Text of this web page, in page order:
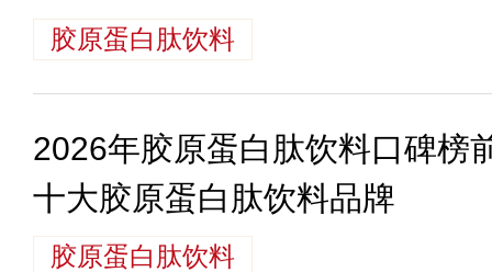
胶原蛋白肽饮料
2026年胶原蛋白肽饮料口碑榜
十大胶原蛋白肽饮料品牌
胶原蛋白肽饮料